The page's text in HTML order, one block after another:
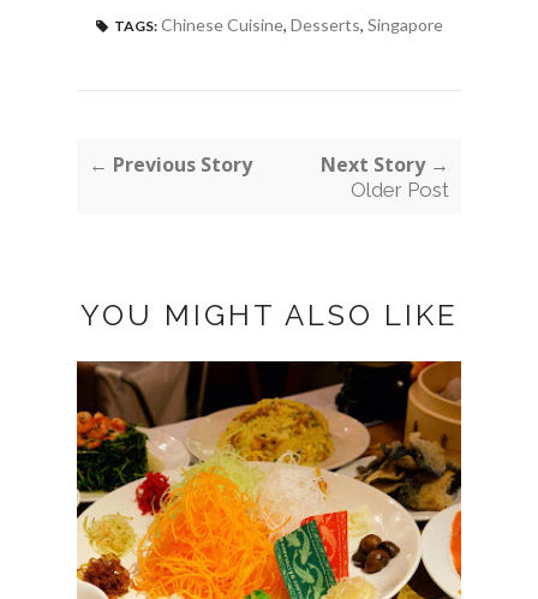
TAGS: Chinese Cuisine, Desserts, Singapore
← Previous Story Next Story →
Older Post
YOU MIGHT ALSO LIKE